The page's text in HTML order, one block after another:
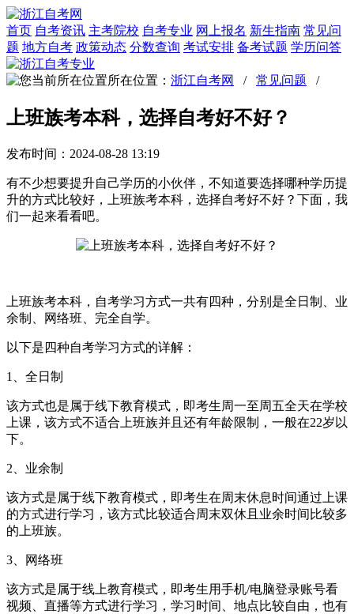
首页 自考资讯 主考院校 自考专业 网上报名 新生指南 常见问
题 地方自考 政策动态 分数查询 考试安排 备考试题 学历问答
所在位置： 浙江自考网 / 常见问题 /
上班族考本科，选择自考好不好？
发布时间：2024-08-28 13:19
有不少想要提升自己学历的小伙伴，不知道要选择哪种学历提
升的方式比较好，上班族考本科，选择自考好不好？下面，我
们一起来看看吧。
上班族考本科，自考学习方式一共有四种，分别是全日制、业
余制、网络班、完全自学。
以下是四种自考学习方式的详解：
1、全日制
该方式也是属于线下教育模式，即考生周一至周五全天在学校
上课，该方式不适合上班族并且还有年龄限制，一般在22岁以
下。
2、业余制
该方式是属于线下教育模式，即考生在周末休息时间通过上课
的方式进行学习，该方式比较适合周末双休且业余时间比较多
的上班族。
3、网络班
该方式是属于线上教育模式，即考生用手机/电脑登录账号看
视频、直播等方式进行学习，学习时间、地点比较自由，也有